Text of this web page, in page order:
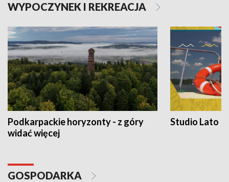
WYPOCZYNEK I REKREACJA
Podkarpackie horyzonty - z góry
widać więcej
Studio Lato
GOSPODARKA